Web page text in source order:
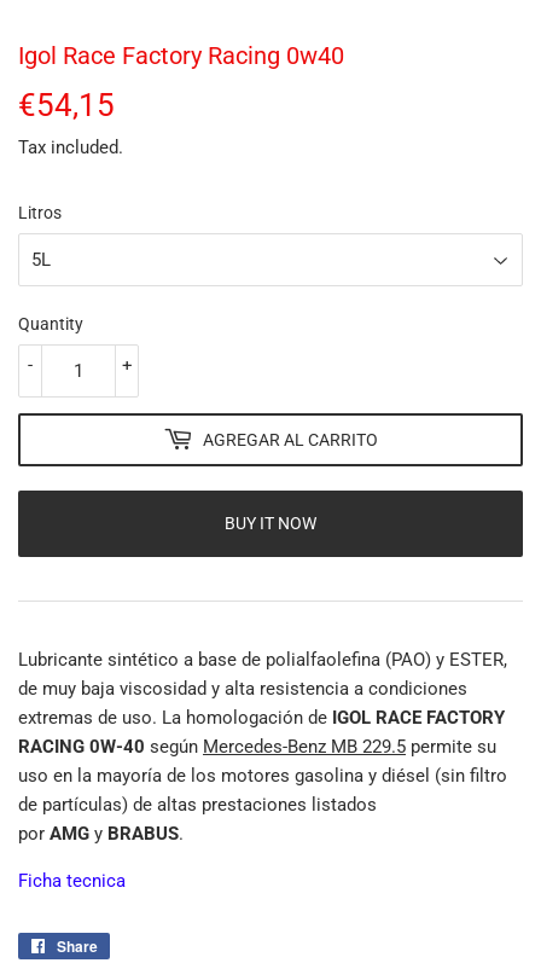
Igol Race Factory Racing 0w40
€54,15
Tax included.
Litros
Quantity
+
-
AGREGAR AL CARRITO
BUY IT NOW
Lubricante sintético a base de polialfaolefina (PAO) y ESTER,
de muy baja viscosidad y alta resistencia a condiciones
extremas de uso. La homologación de IGOL RACE FACTORY
RACING 0W-40 según Mercedes-Benz MB 229.5 permite su
uso en la mayoría de los motores gasolina y diésel (sin filtro
de partículas) de altas prestaciones listados
por AMG y BRABUS.
Ficha tecnica
Share